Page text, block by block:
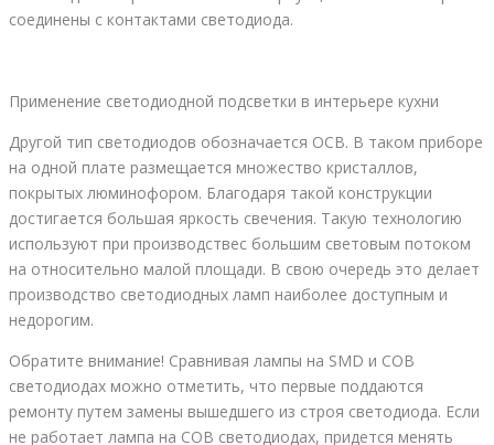
соединены с контактами светодиода.
Применение светодиодной подсветки в интерьере кухни
Другой тип светодиодов обозначается OCB. В таком приборе
на одной плате размещается множество кристаллов,
покрытых люминофором. Благодаря такой конструкции
достигается большая яркость свечения. Такую технологию
используют при производствес большим световым потоком
на относительно малой площади. В свою очередь это делает
производство светодиодных ламп наиболее доступным и
недорогим.
Обратите внимание! Сравнивая лампы на SMD и COB
светодиодах можно отметить, что первые поддаются
ремонту путем замены вышедшего из строя светодиода. Если
не работает лампа на COB светодиодах, придется менять